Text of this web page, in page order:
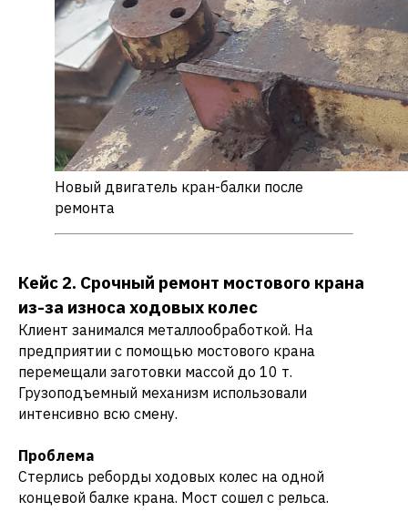
Новый двигатель кран-балки после
ремонта
Кейс 2. Срочный ремонт мостового крана
из-за износа ходовых колес
Клиент занимался металлообработкой. На
предприятии с помощью мостового крана
перемещали заготовки массой до 10 т.
Грузоподъемный механизм использовали
интенсивно всю смену.
Проблема
Стерлись реборды ходовых колес на одной
концевой балке крана. Мост сошел с рельса.